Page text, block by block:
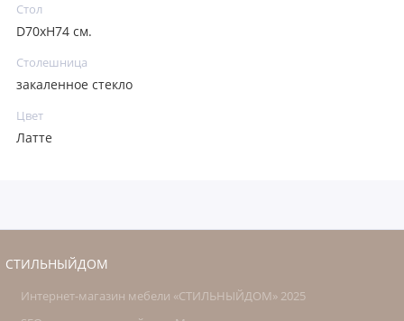
Стол
D70xH74 см.
Столешница
закаленное стекло
Цвет
Латте
СТИЛЬНЫЙДОМ
Интернет-магазин мебели «СТИЛЬНЫЙДОМ» 2025